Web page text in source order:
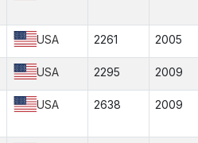
USA 2261 2005
USA 2295 2009
USA 2638 2009